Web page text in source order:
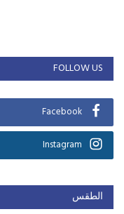
FOLLOW US
Facebook
Instagram
الطقس